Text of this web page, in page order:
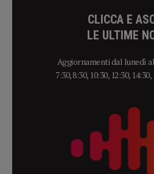
CLICCA E
LE ULTIME
Aggiornamenti dal lunedì
7:30, 8:30, 10:30, 12:30,